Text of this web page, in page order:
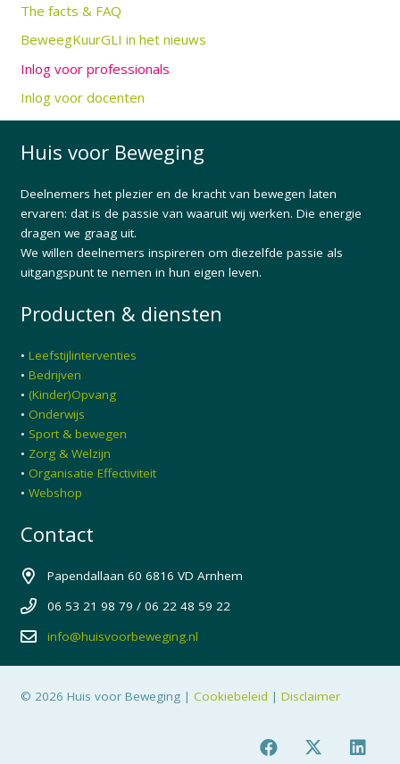
The facts & FAQ
BeweegKuurGLI in het nieuws
Inlog voor professionals
Inlog voor docenten
Huis voor Beweging
Deelnemers het plezier en de kracht van bewegen laten
ervaren: dat is de passie van waaruit wij werken. Die energie
dragen we graag uit.
We willen deelnemers inspireren om diezelfde passie als
uitgangspunt te nemen in hun eigen leven.
Producten & diensten
• Leefstijlinterventies
• Bedrijven
• (Kinder)Opvang
• Onderwijs
• Sport & bewegen
• Zorg & Welzijn
• Organisatie Effectiviteit
• Webshop
Contact
Papendallaan 60 6816 VD Arnhem
06 53 21 98 79 / 06 22 48 59 22
info@huisvoorbeweging.nl
© 2026 Huis voor Beweging | Cookiebeleid | Disclaimer